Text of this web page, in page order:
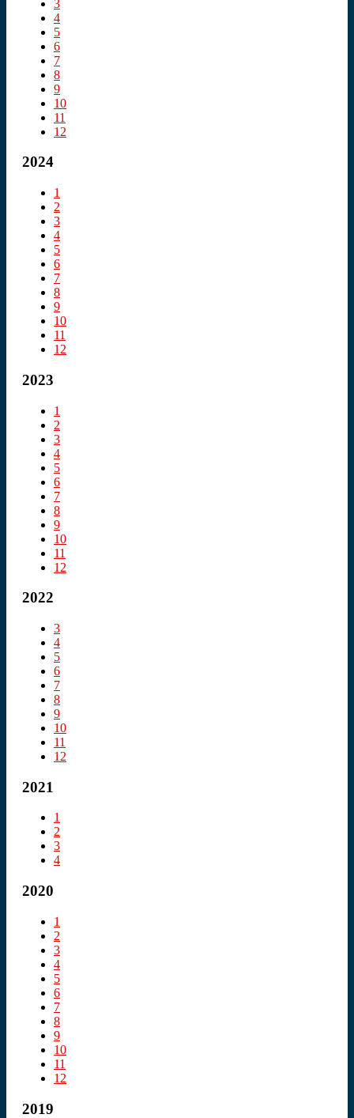
3
4
5
6
7
8
9
10
11
12
2024
1
2
3
4
5
6
7
8
9
10
11
12
2023
1
2
3
4
5
6
7
8
9
10
11
12
2022
3
4
5
6
7
8
9
10
11
12
2021
1
2
3
4
2020
1
2
3
4
5
6
7
8
9
10
11
12
2019